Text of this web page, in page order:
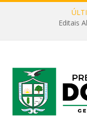
Editais